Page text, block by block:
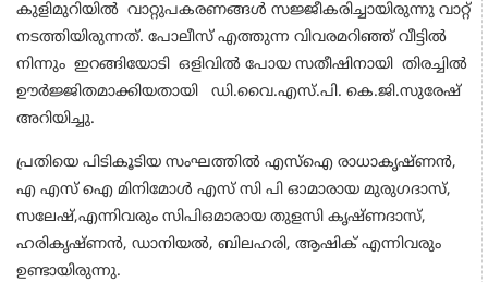
കുളിമുറിയിൽ വാറ്റുപകരണങ്ങൾ സജ്ജീകരിച്ചായിരുന്നു വാറ്റ്
നടത്തിയിരുന്നത്. പോലീസ് എത്തുന്ന വിവരമറിഞ്ഞ് വീട്ടിൽ
നിന്നും ഇറങ്ങിയോടി ഒളിവിൽ പോയ സതീഷിനായി തിരച്ചിൽ
ഊർജ്ജിതമാക്കിയതായി ഡി.വൈ.എസ്.പി. കെ.ജി.സുരേഷ്
അറിയിച്ചു.
പ്രതിയെ പിടികൂടിയ സംഘത്തിൽ എസ്ഐ രാധാകൃഷ്ണൻ,
എ എസ് ഐ മിനിമോൾ എസ് സി പി ഓമാരായ മുരുഗദാസ്,
സലേഷ്,എന്നിവരും സിപിഒമാരായ തുളസി കൃഷ്ണദാസ്,
ഹരികൃഷ്ണൻ, ഡാനിയൽ, ബിലഹരി, ആഷിക് എന്നിവരും
ഉണ്ടായിരുന്നു.